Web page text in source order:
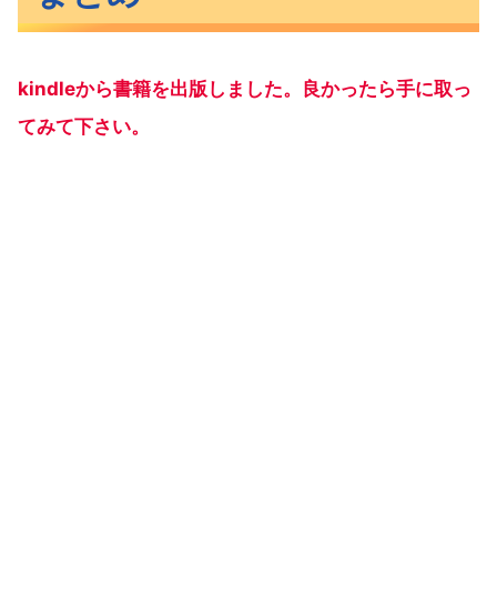
kindleから書籍を出版しました。良かったら手に取っ
てみて下さい。